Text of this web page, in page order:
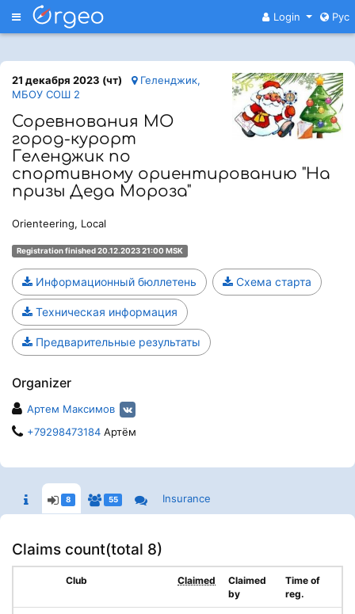
Меню Login Рус
21 декабря 2023 (чт)
Геленджик,
МБОУ СОШ 2
Соревнования МО
город-курорт
Геленджик по
спортивному ориентированию "На
призы Деда Мороза"
Orienteering, Local
Registration finished 20.12.2023 21:00 MSK
Информационный бюллетень Схема старта
Техническая информация
Предварительные результаты
Organizer
Артем Максимов
+79298473184 Артём
8 55 Insurance
Claims count(total 8)
Club Claimed
Claimed
by
Time of
reg.